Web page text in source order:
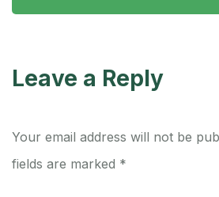
Leave a Reply
Your email address will not be
fields are marked *